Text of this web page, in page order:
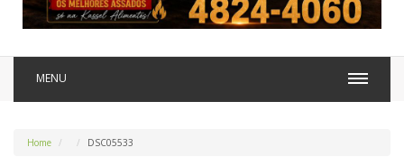
MENU
Home DSC05533